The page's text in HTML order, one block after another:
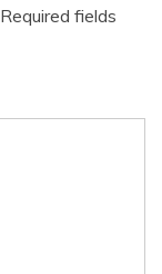
Required fields